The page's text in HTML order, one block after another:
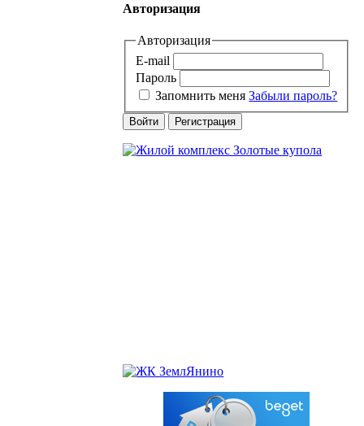
Авторизация
Авторизация
E-mail
Пароль
Запомнить меня Забыли пароль?
Войти Регистрация